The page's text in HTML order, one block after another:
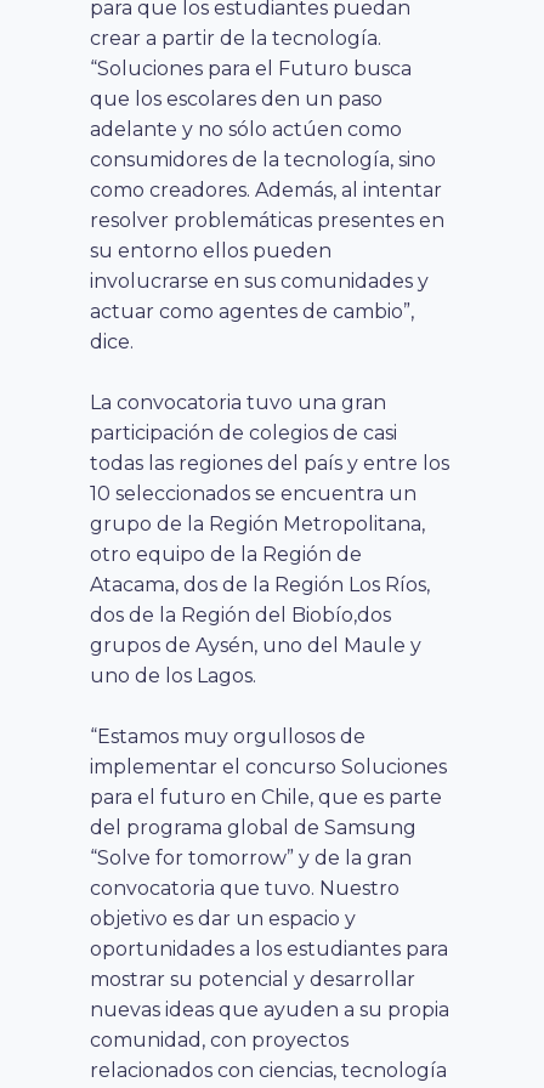
para que los estudiantes puedan
crear a partir de la tecnología.
“Soluciones para el Futuro busca
que los escolares den un paso
adelante y no sólo actúen como
consumidores de la tecnología, sino
como creadores. Además, al intentar
resolver problemáticas presentes en
su entorno ellos pueden
involucrarse en sus comunidades y
actuar como agentes de cambio”,
dice.
La convocatoria tuvo una gran
participación de colegios de casi
todas las regiones del país y entre los
10 seleccionados se encuentra un
grupo de la Región Metropolitana,
otro equipo de la Región de
Atacama, dos de la Región Los Ríos,
dos de la Región del Biobío,dos
grupos de Aysén, uno del Maule y
uno de los Lagos.
“Estamos muy orgullosos de
implementar el concurso Soluciones
para el futuro en Chile, que es parte
del programa global de Samsung
“Solve for tomorrow” y de la gran
convocatoria que tuvo. Nuestro
objetivo es dar un espacio y
oportunidades a los estudiantes para
mostrar su potencial y desarrollar
nuevas ideas que ayuden a su propia
comunidad, con proyectos
relacionados con ciencias, tecnología